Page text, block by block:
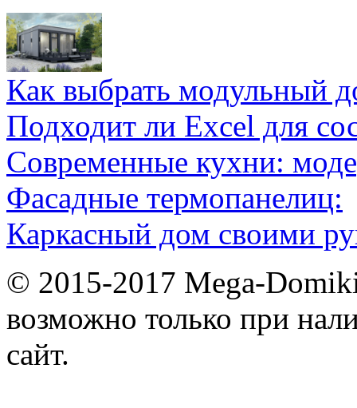
Как выбрать модульный
Подходит ли Excel для
Современные кухни:
Фасадные термопанелиц:
Каркасный дом своими
© 2015-2017 Mega-
возможно только при
сайт.